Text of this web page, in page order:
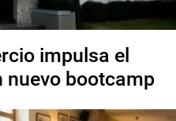
impulsa el
nuevo bootcamp